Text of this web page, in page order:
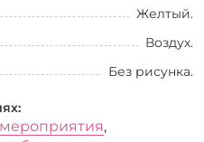
Желтый.
Воздух.
Без рисунка.
,